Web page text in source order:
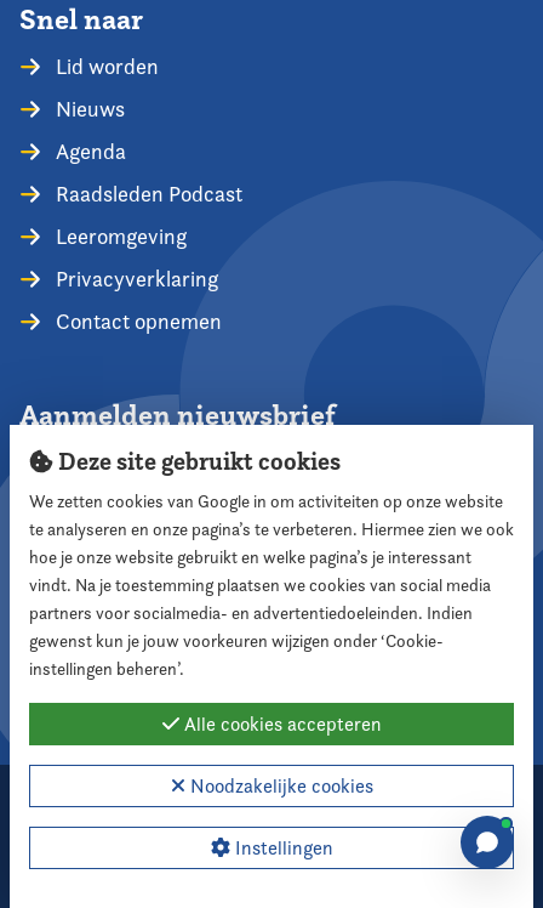
Snel naar
Lid worden
Nieuws
Agenda
Raadsleden Podcast
Leeromgeving
Privacyverklaring
Contact opnemen
Aanmelden nieuwsbrief
Aanmelden
Volg ons
2026 Nederlandse Vereniging voor Raadsleden
Cookie instellingen
Deze site gebruikt cookies
We zetten cookies van Google in om activiteiten op onze website
te analyseren en onze pagina’s te verbeteren. Hiermee zien we ook
hoe je onze website gebruikt en welke pagina’s je interessant
vindt. Na je toestemming plaatsen we cookies van social media
partners voor socialmedia- en advertentiedoeleinden. Indien
gewenst kun je jouw voorkeuren wijzigen onder ‘Cookie-
instellingen beheren’.
Alle cookies accepteren
Noodzakelijke cookies
Instellingen